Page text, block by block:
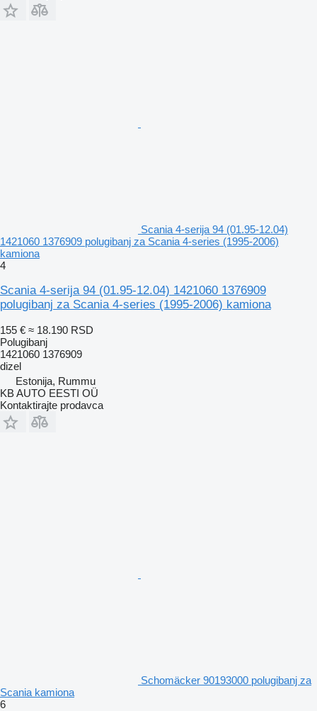
Scania 4-seriјa 94 (01.95-12.04)
1421060 1376909 polugibanj za Scania 4-series (1995-2006)
kamiona
4
Scania 4-seriјa 94 (01.95-12.04) 1421060 1376909
polugibanj za Scania 4-series (1995-2006) kamiona
155 € ≈ 18.190 RSD
Polugibanj
1421060 1376909
dizel
Estonija, Rummu
KB AUTO EESTI OÜ
Kontaktirajte prodavca
Schomäcker 90193000 polugibanj za
Scania kamiona
6